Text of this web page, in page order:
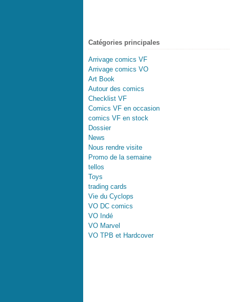
Catégories principales
Arrivage comics VF
Arrivage comics VO
Art Book
Autour des comics
Checklist VF
Comics VF en occasion
comics VF en stock
Dossier
News
Nous rendre visite
Promo de la semaine
tellos
Toys
trading cards
Vie du Cyclops
VO DC comics
VO Indé
VO Marvel
VO TPB et Hardcover